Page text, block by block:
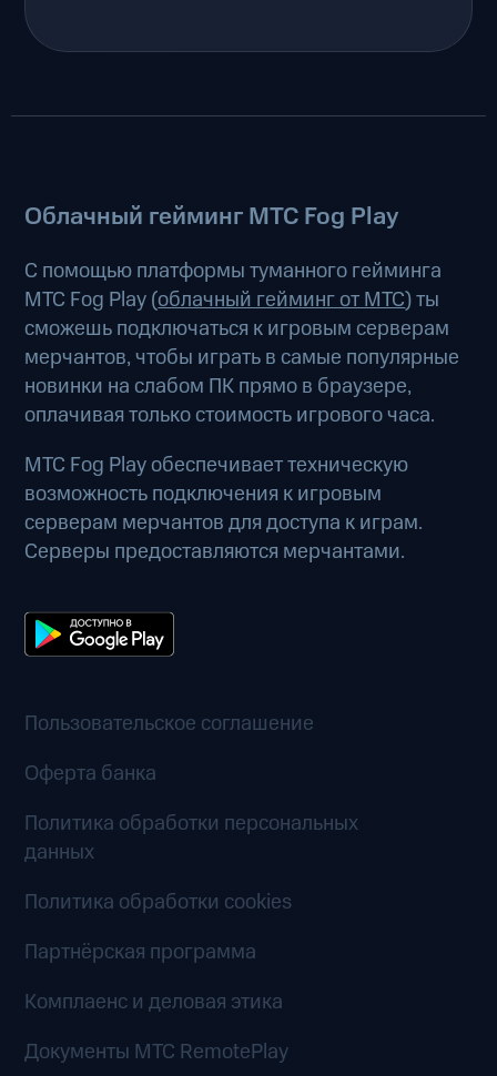
Облачный гейминг МТС Fog Play
С помощью платформы туманного гейминга
МТС Fog Play (облачный гейминг от МТС) ты
сможешь подключаться к игровым серверам
мерчантов, чтобы играть в самые популярные
новинки на слабом ПК прямо в браузере,
оплачивая только стоимость игрового часа.
МТС Fog Play обеспечивает техническую
возможность подключения к игровым
серверам мерчантов для доступа к играм.
Серверы предоставляются мерчантами.
Пользовательское соглашение
Оферта банка
Политика обработки персональных
данных
Политика обработки cookies
Партнёрская программа
Комплаенс и деловая этика
Документы MTC RemotePlay